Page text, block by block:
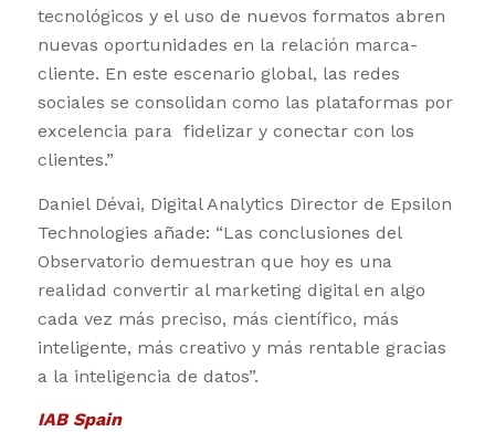
tecnológicos y el uso de nuevos formatos abren
nuevas oportunidades en la relación marca-
cliente. En este escenario global, las redes
sociales se consolidan como las plataformas por
excelencia para fidelizar y conectar con los
clientes.”
Daniel Dévai, Digital Analytics Director de Epsilon
Technologies añade: “Las conclusiones del
Observatorio demuestran que hoy es una
realidad convertir al marketing digital en algo
cada vez más preciso, más científico, más
inteligente, más creativo y más rentable gracias
a la inteligencia de datos”.
IAB Spain